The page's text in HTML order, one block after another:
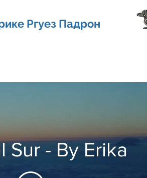
Ргуез Падрон
Sur - By Erika